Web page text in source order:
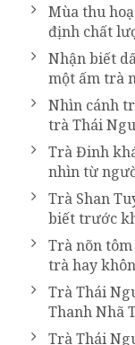
Mùa thu
định chất
Nhận biết
một ấm trà
Nhìn cánh
trà Thái
Trà Đinh
nhìn từ
Trà Shan
biết trước
Trà nõn
trà hay
Trà Thái
Thanh Nhã
Trà Thái